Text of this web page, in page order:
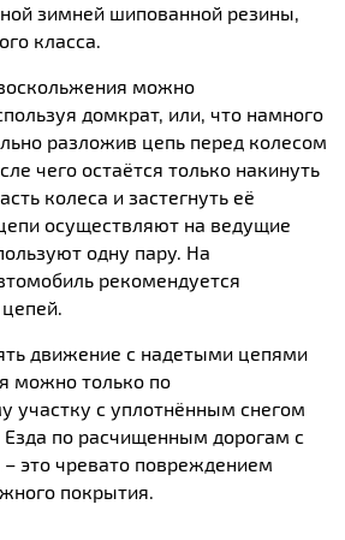
зимней шипованной резины,
класса.
можно
домкрат, или, что намного
разложив цепь перед колесом
чего остаётся только накинуть
колеса и застегнуть её
осуществляют на ведущие
одну пару. На
рекомендуется
движение с надетыми цепями
можно только по
участку с уплотнённым снегом
Езда по расчищенным дорогам с
это чревато повреждением
покрытия.